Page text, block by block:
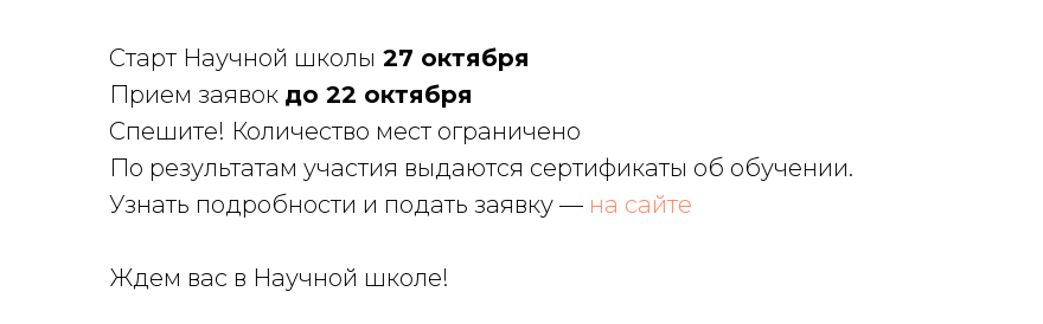
Старт Научной школы 27 октября
Прием заявок до 22 октября
Спешите! Количество мест ограничено
По результатам участия выдаются сертификаты об обучении.
Узнать подробности и подать заявку — на сайте
Ждем вас в Научной школе!